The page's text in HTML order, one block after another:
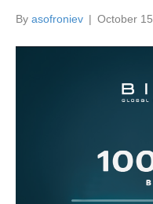
By asofroniev | October